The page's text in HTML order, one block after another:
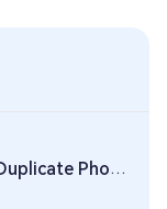
est-elle sécurisée ?